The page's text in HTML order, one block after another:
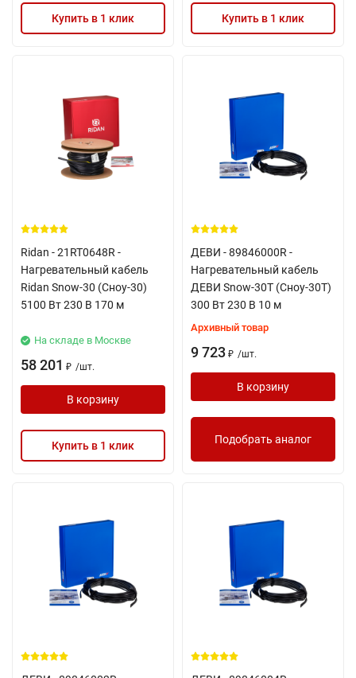
Купить в 1 клик Купить в 1 клик
Ridan - 21RT0648R -
Нагревательный кабель
Ridan Snow-30 (Сноу-30)
5100 Вт 230 В 170 м
На складе в Москве
58 201 ₽ /шт.
В корзину
Купить в 1 клик
ДЕВИ - 89846000R -
Нагревательный кабель
ДЕВИ Snow-30T (Сноу-30Т)
300 Вт 230 В 10 м
Архивный товар
9 723 ₽ /шт.
В корзину
Подобрать аналог